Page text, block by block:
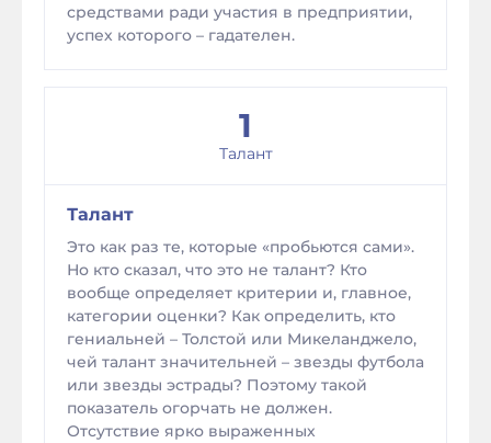
средствами ради участия в предприятии,
успех которого – гадателен.
1
Талант
Талант
Это как раз те, которые «пробьются сами».
Но кто сказал, что это не талант? Кто
вообще определяет критерии и, главное,
категории оценки? Как определить, кто
гениальней – Толстой или Микеланджело,
чей талант значительней – звезды футбола
или звезды эстрады? Поэтому такой
показатель огорчать не должен.
Отсутствие ярко выраженных